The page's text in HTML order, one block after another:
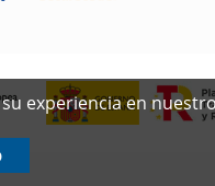
experiencia en